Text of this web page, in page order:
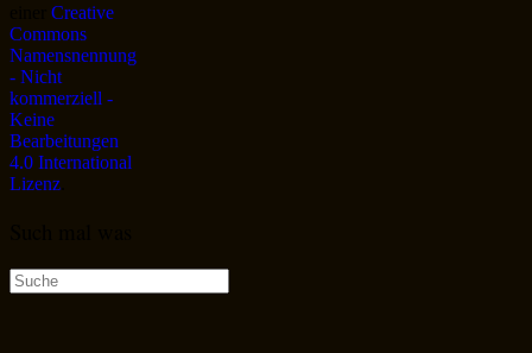
Creative
Commons
Namensnennung
- Nicht
kommerziell -
Keine
Bearbeitungen
4.0 International
Lizenz
Suche
nach: